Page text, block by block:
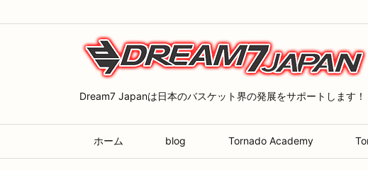
Dream7 Japanは日本のバスケット界の発展をサポートします！
ホーム blog Tornado Academy